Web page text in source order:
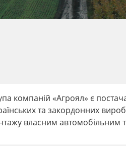
компаній «Агроял» є
та закордонних
власним автомобільним